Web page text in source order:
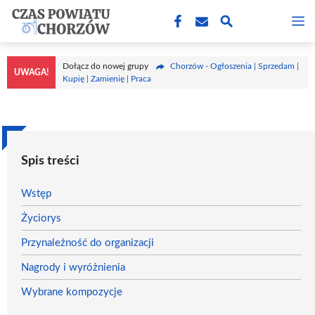
Przejdź
treści
UWAGA!
Dołącz do nowej grupy
Chorzów - Ogłoszenia | Sprzedam |
Kupię | Zamienię | Praca
Spis treści
Wstęp
Życiorys
Przynależność do organizacji
Nagrody i wyróżnienia
Wybrane kompozycje